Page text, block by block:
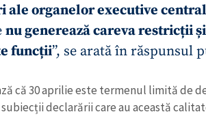
ale organelor executive
nu generează careva restricții
funcții”, se arată în răspunsul
că 30 aprilie este termenul limită de
declarării care au această
Titlu știre + Adaugă
Fotografie + Încarcă
Link media + Link